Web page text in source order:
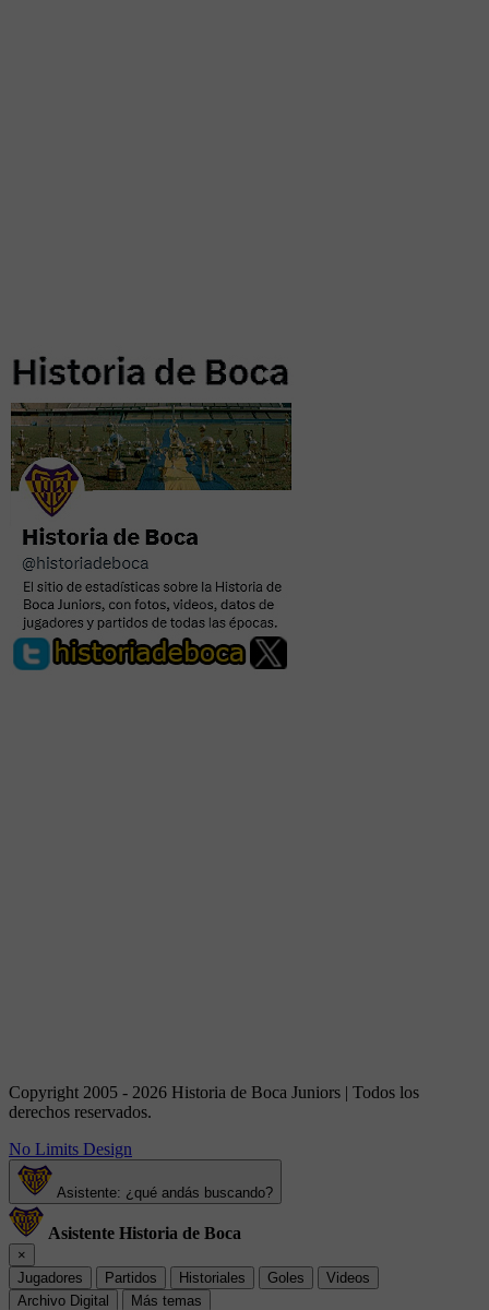
Copyright 2005 - 2026 Historia de Boca Juniors | Todos los
derechos reservados.
No Limits Design
Asistente: ¿qué andás buscando?
Asistente Historia de Boca
×
Jugadores
Partidos Historiales Goles
Videos
Archivo Digital
Más temas